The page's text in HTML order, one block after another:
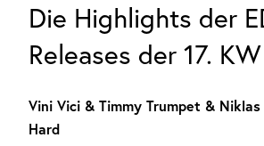
Die Highlights der
Releases der 17.
Vini Vici & Timmy Trumpet &
Hard